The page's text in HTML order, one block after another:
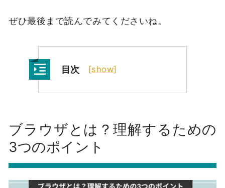
ぜひ最後まで読んでみてくださいね。
目次 [show]
ブラウザとは？理解するための
3つのポイント